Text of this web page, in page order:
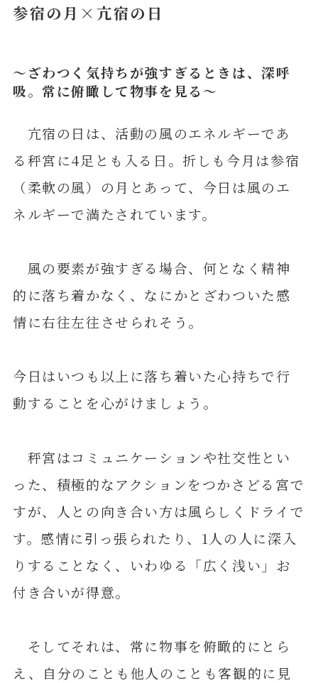
参宿の月×亢宿の日
～ざわつく気持ちが強すぎるときは、深呼
吸。常に俯瞰して物事を見る～
亢宿の日は、活動の風のエネルギーであ
る秤宮に4足とも入る日。折しも今月は参宿
（柔軟の風）の月とあって、今日は風のエ
ネルギーで満たされています。
風の要素が強すぎる場合、何となく精神
的に落ち着かなく、なにかとざわついた感
情に右往左往させられそう。
今日はいつも以上に落ち着いた心持ちで行
動することを心がけましょう。
秤宮はコミュニケーションや社交性とい
った、積極的なアクションをつかさどる宮で
すが、人との向き合い方は風らしくドライで
す。感情に引っ張られたり、1人の人に深入
りすることなく、いわゆる「広く浅い」お
付き合いが得意。
そしてそれは、常に物事を俯瞰的にとら
え、自分のことも他人のことも客観的に見